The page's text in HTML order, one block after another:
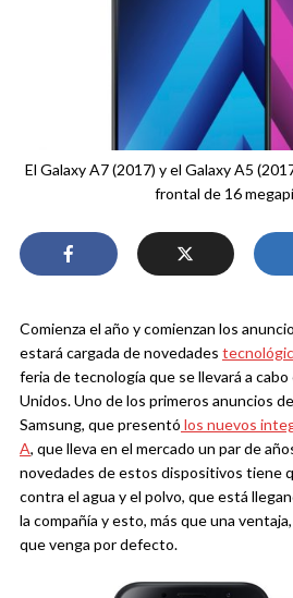
El Galaxy A7 (2017) y el Galaxy A5
frontal de 16
Comienza el año y comienzan los
estará cargada de novedades
feria de tecnología que se llevará a cabo
Unidos. Uno de los primeros anuncios
Samsung, que presentó los nuevos
A, que lleva en el mercado un par de
novedades de estos dispositivos tiene
contra el agua y el polvo, que está
la compañía y esto, más que una
que venga por defecto.